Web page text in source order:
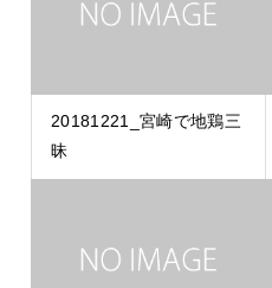
20181221_宮崎で地鶏三
昧